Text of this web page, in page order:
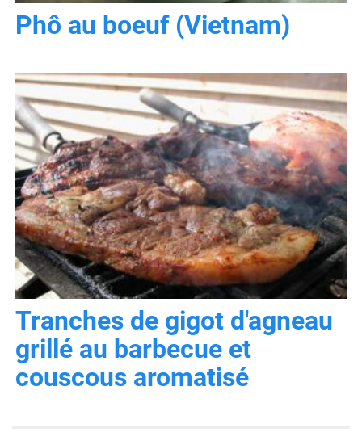
Phô au boeuf (Vietnam)
Tranches de gigot d'agneau
grillé au barbecue et
couscous aromatisé